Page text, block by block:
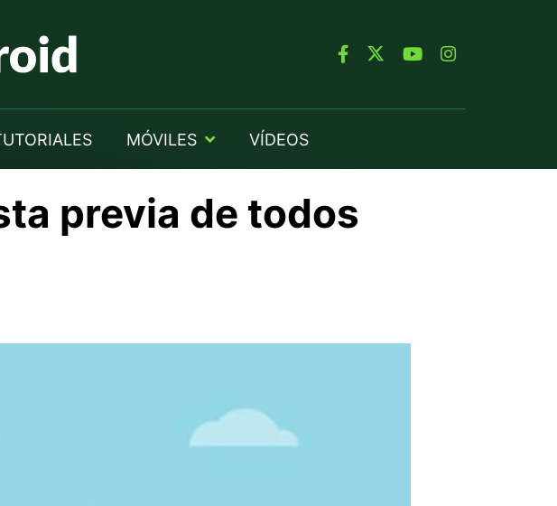
MÓVILES VÍDEOS
previa de todos